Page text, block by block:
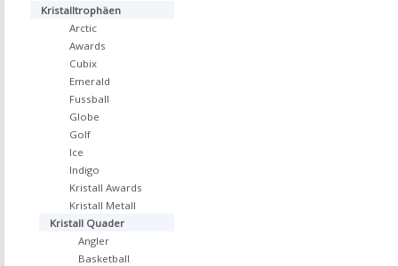
Kristalltrophäen
Arctic
Awards
Cubix
Emerald
Fussball
Globe
Golf
Ice
Indigo
Kristall Awards
Kristall Metall
Kristall Quader
Angler
Basketball